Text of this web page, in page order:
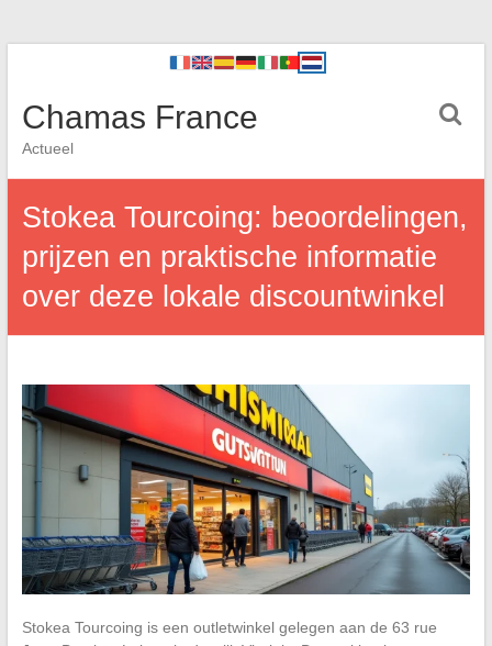
Chamas France
Actueel
Stokea Tourcoing: beoordelingen,
prijzen en praktische informatie
over deze lokale discountwinkel
Stokea Tourcoing is een outletwinkel gelegen aan de 63 rue